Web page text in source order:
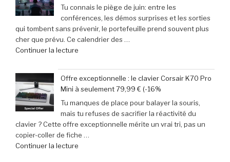
jeux
vidéo
en
Afrique »
:
29
escapades
incontournables
votre
week-
end »
Tu connais le piège de juin: entre les
conférences, les démos surprises et les sorties
qui tombent sans prévenir, le portefeuille prend souvent plus
cher que prévu. Ce calendrier des …
Continuer la lecture
vidéo
:
Le
calendrier
incontournable
des
nouveautés
Offre exceptionnelle : le clavier Corsair K70 Pro
Mini à seulement 79,99 € (-16%
Tu manques de place pour balayer la souris,
mais tu refuses de sacrifier la réactivité du
clavier ? Cette offre exceptionnelle mérite un vrai tri, pas un
copier-coller de fiche …
Continuer la lecture